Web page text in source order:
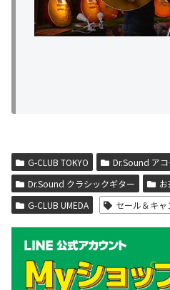
G-CLUB TOKYO
Dr.Sound ア
Dr.Sound クラシックギター
G-CLUB UMEDA
セール＆キャ